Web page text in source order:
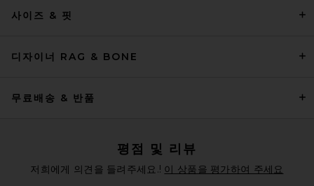
in Caramello
사이즈 & 핏
디자이너 RAG & BONE
무료배송 & 반품
평점 및 리뷰
저희에게 의견을 들려주세요.! 이 상품을 평가하여 주세요